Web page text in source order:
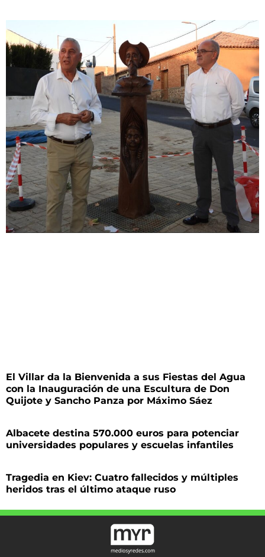
El Villar da la Bienvenida a sus Fiestas del Agua
con la Inauguración de una Escultura de Don
Quijote y Sancho Panza por Máximo Sáez
Albacete destina 570.000 euros para potenciar
universidades populares y escuelas infantiles
Tragedia en Kiev: Cuatro fallecidos y múltiples
heridos tras el último ataque ruso